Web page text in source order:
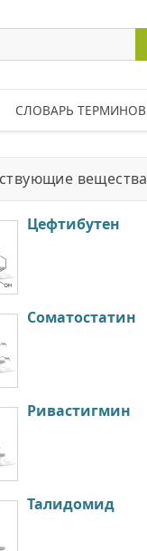
СЛОВАРЬ ТЕРМИНОВ
вещества
Цефтибутен
Соматостатин
Ривастигмин
Талидомид